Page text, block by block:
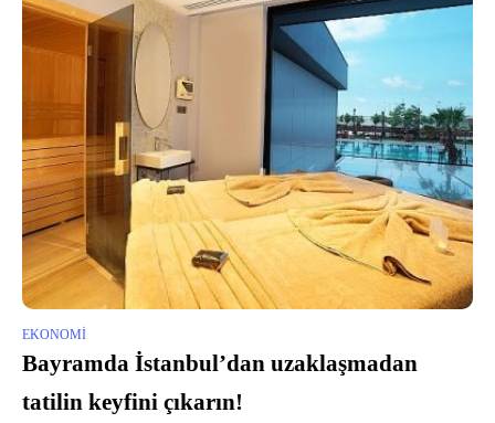
EKONOMI
Bayramda İstanbul’dan uzaklaşmadan
tatilin keyfini çıkarın!